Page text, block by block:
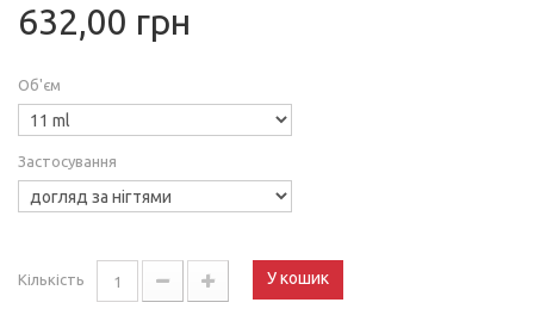
632,00 грн
Об'єм
Застосування
Кількість У кошик